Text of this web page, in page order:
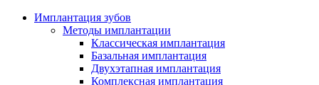
Имплантация зубов
Методы имплантации
Классическая имплантация
Базальная имплантация
Двухэтапная имплантация
Комплексная имплантация